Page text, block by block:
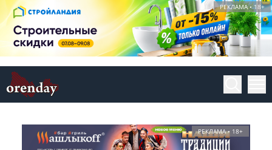
РЕКЛАМА • 18+
РЕКЛАМА • 18+